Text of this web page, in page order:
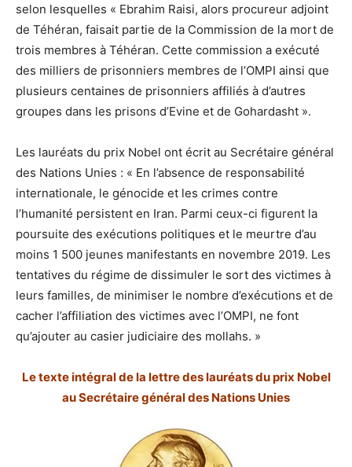
selon lesquelles « Ebrahim Raisi, alors procureur adjoint
de Téhéran, faisait partie de la Commission de la mort de
trois membres à Téhéran. Cette commission a exécuté
des milliers de prisonniers membres de l’OMPI ainsi que
plusieurs centaines de prisonniers affiliés à d’autres
groupes dans les prisons d’Evine et de Gohardasht ».
Les lauréats du prix Nobel ont écrit au Secrétaire général
des Nations Unies : « En l’absence de responsabilité
internationale, le génocide et les crimes contre
l’humanité persistent en Iran. Parmi ceux-ci figurent la
poursuite des exécutions politiques et le meurtre d’au
moins 1 500 jeunes manifestants en novembre 2019. Les
tentatives du régime de dissimuler le sort des victimes à
leurs familles, de minimiser le nombre d’exécutions et de
cacher l’affiliation des victimes avec l’OMPI, ne font
qu’ajouter au casier judiciaire des mollahs. »
Le texte intégral de la lettre des lauréats du prix Nobel
au Secrétaire général des Nations Unies